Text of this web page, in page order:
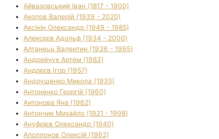
Айвазовський Іван (1817 - 1900)
Акопов Валерій (1939 - 2020)
Аксінін Олександр (1949 - 1985)
Алексєєв Адольф (1934 - 2000)
Алтанець Валентин (1936 - 1995)
Андрейчук Артем (1983)
Андрєєв Ігор (1957)
Андрущенко Микола (1935)
Антоненко Георгій (1960)
Антонова Яна (1962)
Антончик Михайло (1921 - 1998)
Ануфрієв Олександр (1940)
Аполлонов Олексій (1962)